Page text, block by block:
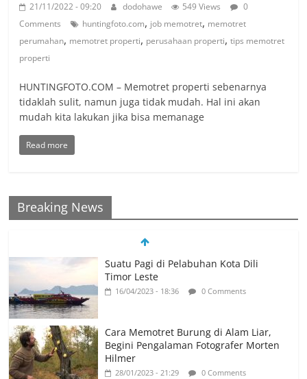
21/11/2022 - 09:20 dodohawe 549 Views
0
Comments
huntingfoto.com, job memotret, memotret
perumahan, memotret properti, perusahaan properti,tips memotret
properti
HUNTINGFOTO.COM – Memotret properti sebenarnya
tidaklah sulit, namun juga tidak mudah. Hal ini akan
mudah kita lakukan jika bisa memanage
Read more
Breaking News
Suatu Pagi di Pelabuhan Kota Dili
Timor Leste
16/04/2023 - 18:36 0 Comments
Cara Memotret Burung di Alam Liar,
Begini Pengalaman Fotografer Morten
Hilmer
28/01/2023 - 21:29 0 Comments